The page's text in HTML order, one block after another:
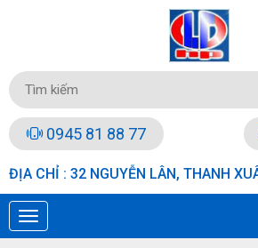
0945 81 88 77
ĐỊA CHỈ : 32 NGUYỄN LÂN, THANH